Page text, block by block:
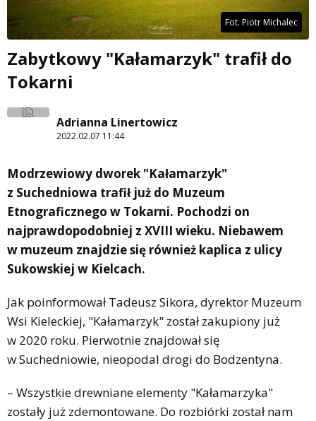
Fot. Piotr Michalec
Zabytkowy "Kałamarzyk" trafił do
Tokarni
Adrianna Linertowicz
2022.02.07 11:44
Modrzewiowy dworek "Kałamarzyk"
z Suchedniowa trafił już do Muzeum
Etnograficznego w Tokarni. Pochodzi on
najprawdopodobniej z XVIII wieku. Niebawem
w muzeum znajdzie się również kaplica z ulicy
Sukowskiej w Kielcach.
Jak poinformował Tadeusz Sikora, dyrektor Muzeum
Wsi Kieleckiej, "Kałamarzyk" został zakupiony już
w 2020 roku. Pierwotnie znajdował się
w Suchedniowie, nieopodal drogi do Bodzentyna.
– Wszystkie drewniane elementy "Kałamarzyka"
zostały już zdemontowane. Do rozbiórki został nam